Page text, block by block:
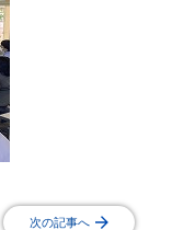
次の記事へ